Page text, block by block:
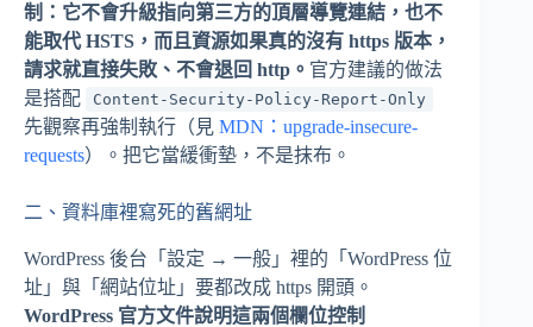
制：它不會升級指向第三方的頂層導覽連結，也不
能取代 HSTS，而且資源如果真的沒有 https 版本，
請求就直接失敗、不會退回 http。 官方建議的做法
是搭配
Content-Security-Policy-Report-Only
先觀察再強制執行（見 MDN：upgrade-insecure-
requests）。把它當緩衝墊，不是抹布。
二、資料庫裡寫死的舊網址
WordPress 後台「設定 → 一般」裡的「WordPress 位
址」與「網站位址」要都改成 https 開頭。
WordPress 官方文件說明這兩個欄位控制